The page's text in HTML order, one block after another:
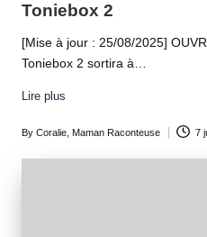
Toniebox 2
[Mise à jour : 25/08/2025]
Toniebox 2 sortira à…
Lire plus
Posted
by
By Coralie, Maman Raconteuse 7